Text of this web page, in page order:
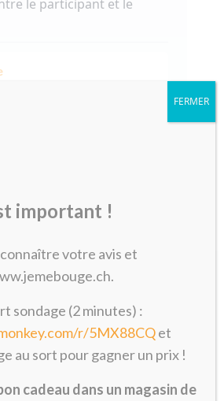
le participant et le
Vaud
de pré-inscription
nécessaires
important !
votre avis et
sondage (2 minutes) :
r/5MX88CQet
au sort pour gagner un prix !
cadeau dans un magasin de
FERMER